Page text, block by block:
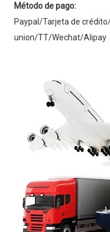
Método de pago:
Paypal/Tarjeta de
union/TT/Wechat/Alipay